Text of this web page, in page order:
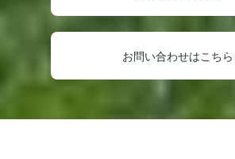
お問い合わせはこちら